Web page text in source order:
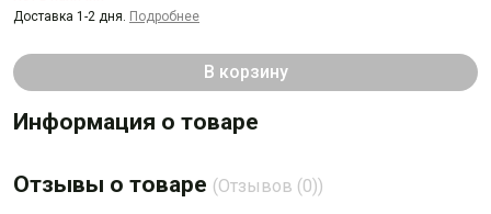
В корзину
Доставка 1-2 дня. Подробнее
Информация о товаре
Отзывы о товаре (Отзывов (0))